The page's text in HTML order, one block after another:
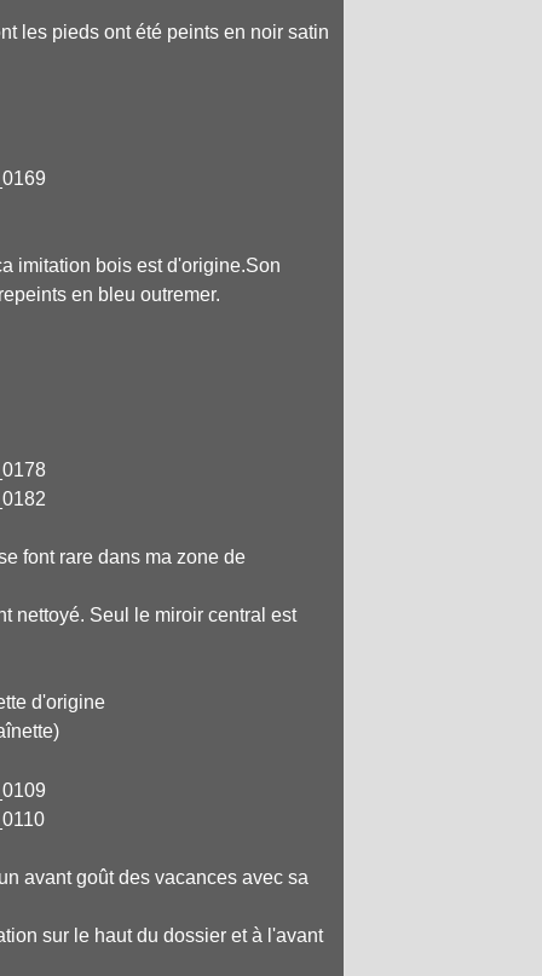
les pieds ont été peints en noir satin
imitation bois est d'origine.Son
en bleu outremer.
font rare dans ma zone de
nettoyé. Seul le miroir central est
d'origine
avant goût des vacances avec sa
sur le haut du dossier et à l'avant